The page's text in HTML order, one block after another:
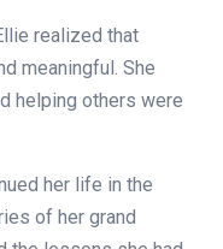
realized that
meaningful. She
helping others were
her life in the
of her grand